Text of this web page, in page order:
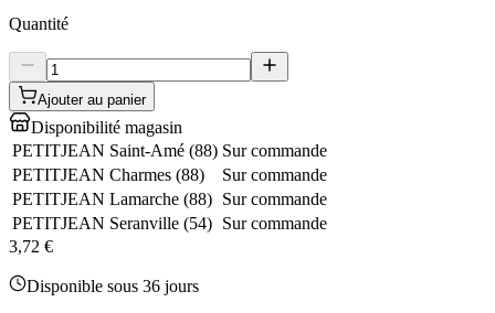
Quantité
Ajouter au panier
Disponibilité magasin
PETITJEAN Saint-Amé (88) Sur commande
PETITJEAN Charmes (88)
Sur commande
PETITJEAN Lamarche (88) Sur commande
PETITJEAN Seranville (54) Sur commande
3,72 €
Disponible sous 36 jours